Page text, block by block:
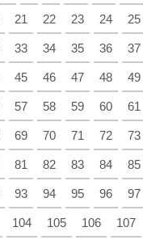
21 22 23 24 25
33 34 35 36 37
45 46 47 48 49
57 58 59 60 61
69 70 71 72 73
81 82 83 84 85
93 94 95 96 97
104 105 106 107